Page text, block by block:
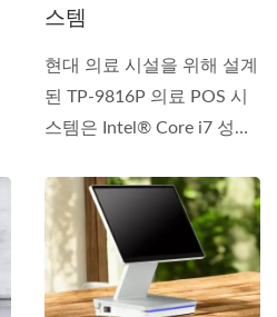
스템
현대 의료 시설을 위해 설계
된 TP-9816P 의료 POS 시
스템은 Intel® Core i7 성